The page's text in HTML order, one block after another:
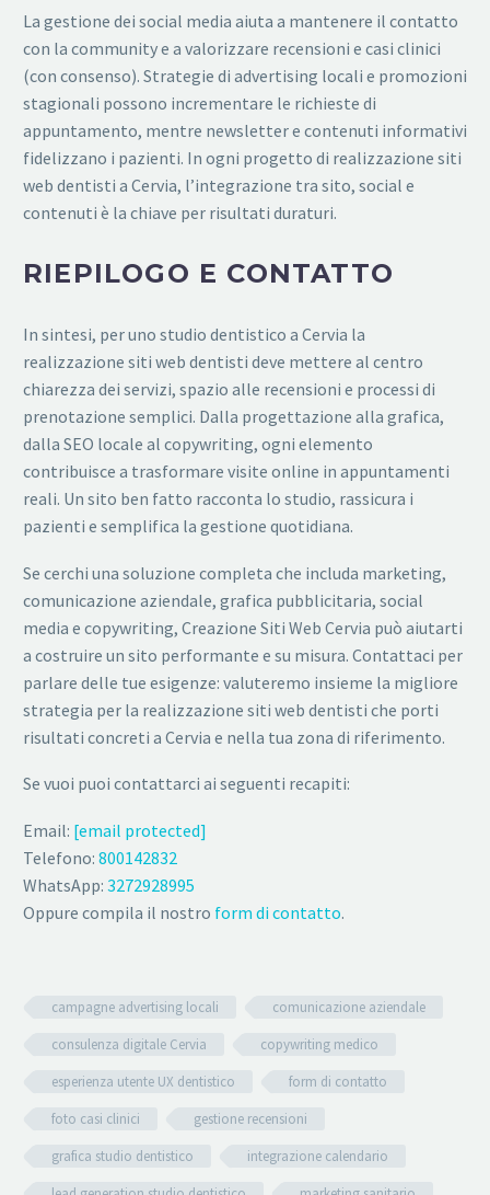
La gestione dei social media aiuta a mantenere il contatto
con la community e a valorizzare recensioni e casi clinici
(con consenso). Strategie di advertising locali e promozioni
stagionali possono incrementare le richieste di
appuntamento, mentre newsletter e contenuti informativi
fidelizzano i pazienti. In ogni progetto di realizzazione siti
web dentisti a Cervia, l’integrazione tra sito, social e
contenuti è la chiave per risultati duraturi.
RIEPILOGO E CONTATTO
In sintesi, per uno studio dentistico a Cervia la
realizzazione siti web dentisti deve mettere al centro
chiarezza dei servizi, spazio alle recensioni e processi di
prenotazione semplici. Dalla progettazione alla grafica,
dalla SEO locale al copywriting, ogni elemento
contribuisce a trasformare visite online in appuntamenti
reali. Un sito ben fatto racconta lo studio, rassicura i
pazienti e semplifica la gestione quotidiana.
Se cerchi una soluzione completa che includa marketing,
comunicazione aziendale, grafica pubblicitaria, social
media e copywriting, Creazione Siti Web Cervia può aiutarti
a costruire un sito performante e su misura. Contattaci per
parlare delle tue esigenze: valuteremo insieme la migliore
strategia per la realizzazione siti web dentisti che porti
risultati concreti a Cervia e nella tua zona di riferimento.
Se vuoi puoi contattarci ai seguenti recapiti:
Email: [email protected]
Telefono: 800142832
WhatsApp: 3272928995
Oppure compila il nostro form di contatto.
campagne advertising locali
comunicazione aziendale
consulenza digitale Cervia
copywriting medico
esperienza utente UX dentistico
form di contatto
foto casi clinici
gestione recensioni
grafica studio dentistico
integrazione calendario